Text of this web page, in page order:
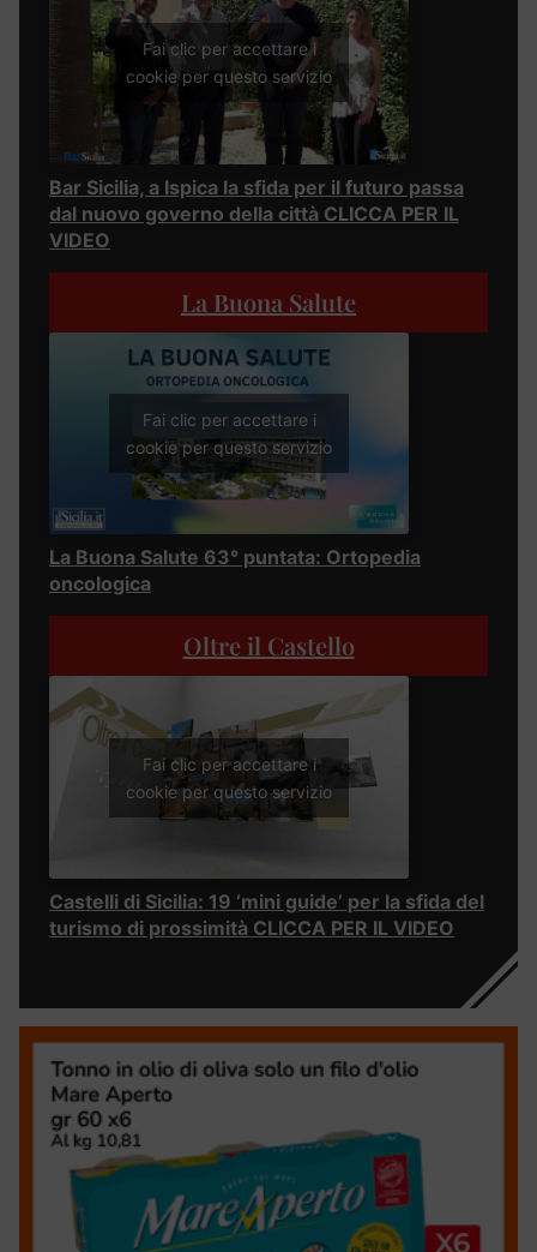
Fai clic per accettare i
cookie per questo servizio
Bar Sicilia, a Ispica la sfida per il futuro passa
dal nuovo governo della città CLICCA PER IL
VIDEO
La Buona Salute
Fai clic per accettare i
cookie per questo servizio
La Buona Salute 63° puntata: Ortopedia
oncologica
Oltre il Castello
Fai clic per accettare i
cookie per questo servizio
Castelli di Sicilia: 19 ‘mini guide’ per la sfida del
turismo di prossimità CLICCA PER IL VIDEO